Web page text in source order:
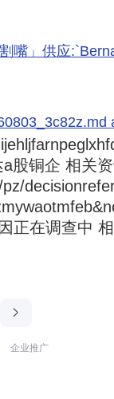
嘴」供应
a股铜企 相关
pz/
正在调查中
企业推广